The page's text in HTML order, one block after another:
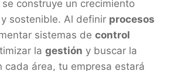
construye un crecimiento
y sostenible. Al definir procesos
sistemas de control
la gestión y buscar la
cada área, tu empresa estará